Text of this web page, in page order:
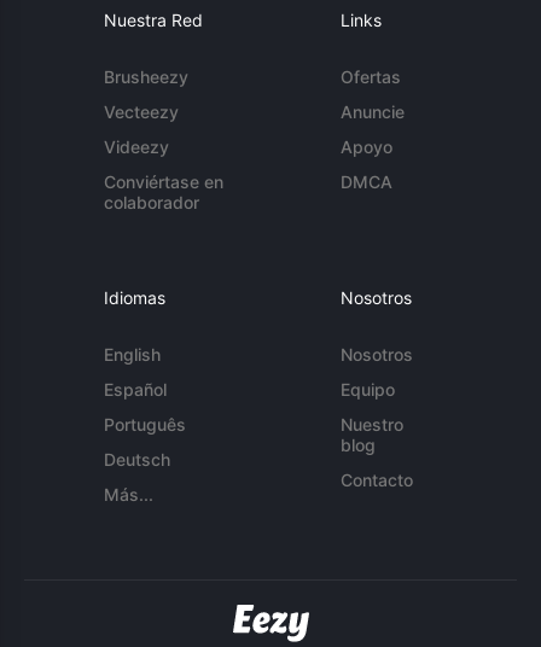
Nuestra Red
Brusheezy
Vecteezy
Videezy
Conviértase en
colaborador
Links
Ofertas
Anuncie
Apoyo
DMCA
Idiomas
English
Español
Português
Deutsch
Más...
Nosotros
Nosotros
Equipo
Nuestro
blog
Contacto